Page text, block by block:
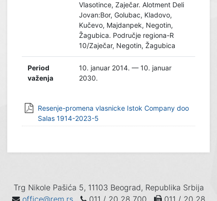
Vlasotince, Zaječar. Alotment Deli
Jovan:Bor, Golubac, Kladovo,
Kučevo, Majdanpek, Negotin,
Žagubica. Područje regiona-R
10/Zaječar, Negotin, Žagubica
Period
važenja
10. januar 2014. — 10. januar
2030.
Resenje-promena vlasnicke Istok Company doo
Salas 1914-2023-5
Trg Nikole Pašića 5, 11103 Beograd, Republika Srbija
office@rem.rs
011 / 20 28 700 011 / 20 28